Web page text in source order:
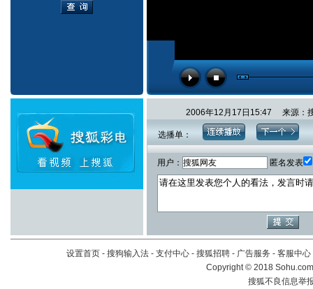
2006年12月17日15:47 来源：
选播单：
用户： 匿名发表
设置首页 - 搜狗输入法 - 支付中心 - 搜狐招聘 - 广告服务 - 客服中心
Copyright©2018
搜狐不良信息举